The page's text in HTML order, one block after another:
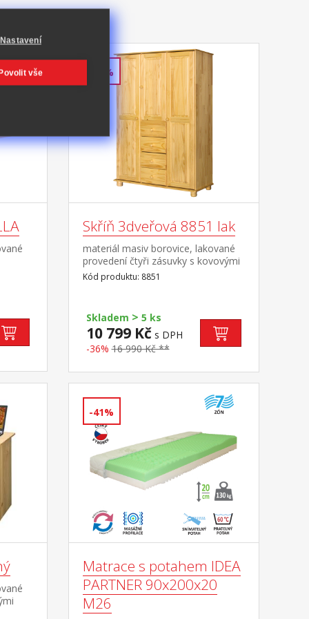
v
-36%
Skříň 3dveřová 8851 lak
materiál masiv borovice, lakované
provedení čtyři zásuvky s kovovými
pojezdy v levé části dvě šatní tyče,
ve střední části 1 police a v pravé
Kód produktu: 8851
Skladem > 5 ks
10 799 Kč s DPH
-36% 16 990 Kč **
na
-41%
Matrace s potahem IDEA
PARTNER 90x200x20
M26
Nastavení
vše